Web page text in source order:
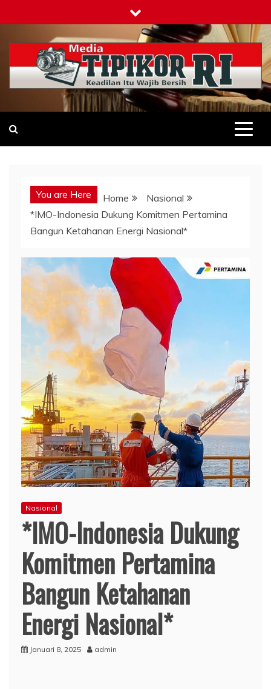
to
content
Tipikor-ri-online.my.id
Keadilan Itu Wajib Bersih
You are Here Home
Nasional
*IMO-Indonesia Dukung Komitmen Pertamina
Bangun Ketahanan Energi Nasional*
Nasional
*IMO-Indonesia Dukung
Komitmen Pertamina
Bangun Ketahanan
Energi Nasional*
Januari 8, 2025 admin